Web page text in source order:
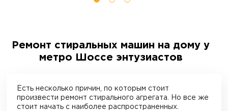
Ремонт стиральных машин на дому у
метро Шоссе энтузиастов
Есть несколько причин, по которым стоит
произвести ремонт стирального агрегата. Но все же
стоит начать с наиболее распространенных.